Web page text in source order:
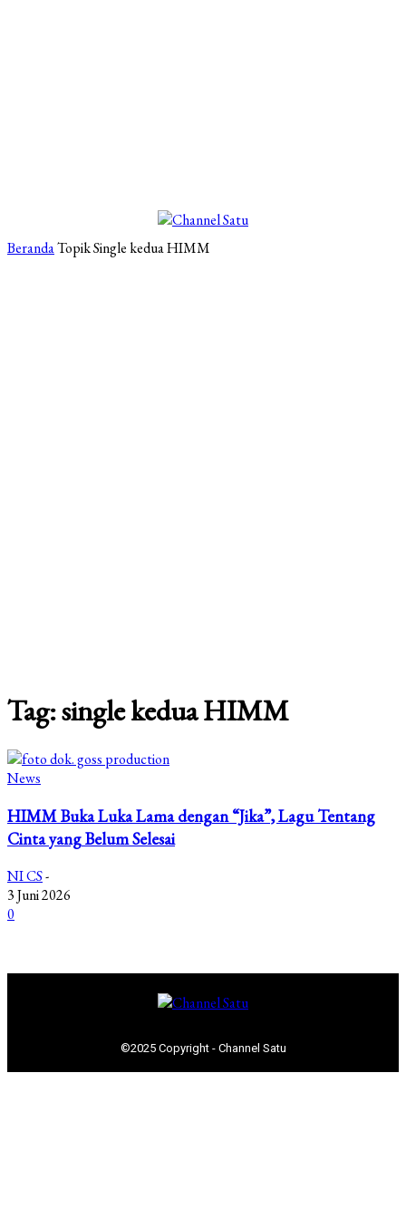
BerandaTopikSingle kedua HIMM
Tag: single kedua HIMM
News
HIMM Buka Luka Lama dengan “Jika”, Lagu Tentang
Cinta yang Belum Selesai
NI CS-
3 Juni 2026
0
©2025 Copyright - Channel Satu